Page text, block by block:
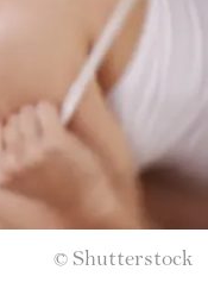
© Shutterstock